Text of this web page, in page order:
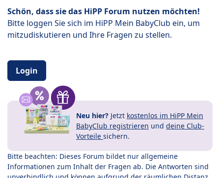
Schön, dass sie das HiPP Forum nutzen möchten!
Bitte loggen Sie sich im HiPP Mein BabyClub ein, um
mitzudiskutieren und Ihre Fragen zu stellen.
Login
Neu hier? Jetzt kostenlos im HiPP Mein
BabyClub registrieren und deine Club-
Vorteile sichern.
Bitte beachten: Dieses Forum bildet nur allgemeine
Informationen zum Inhalt der Fragen ab. Die Antworten sind